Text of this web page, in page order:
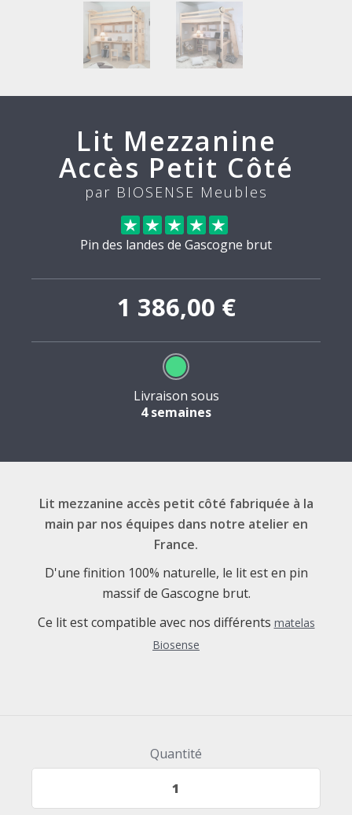
Lit Mezzanine
Accès Petit Côté
par BIOSENSE Meubles
Pin des landes de Gascogne brut
1 386,00 €
Livraison sous
4 semaines
Lit mezzanine accès petit côté fabriquée à la
main par nos équipes dans notre atelier en
France.
D'une finition 100% naturelle, le lit est en pin
massif de Gascogne brut.
Ce lit est compatible avec nos différents matelas
Biosense
Quantité